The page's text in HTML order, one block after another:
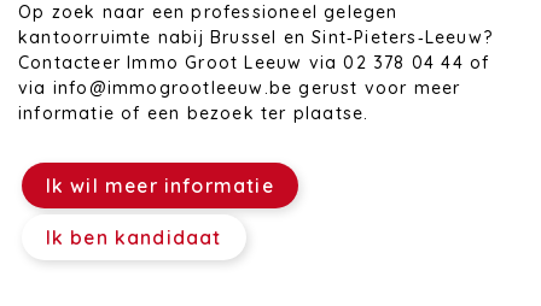
Op zoek naar een professioneel gelegen
kantoorruimte nabij Brussel en Sint‑Pieters‑Leeuw?
Contacteer Immo Groot Leeuw via 02 378 04 44 of
via info@immogrootleeuw.be gerust voor meer
informatie of een bezoek ter plaatse.
Ik wil meer informatie
Ik ben kandidaat